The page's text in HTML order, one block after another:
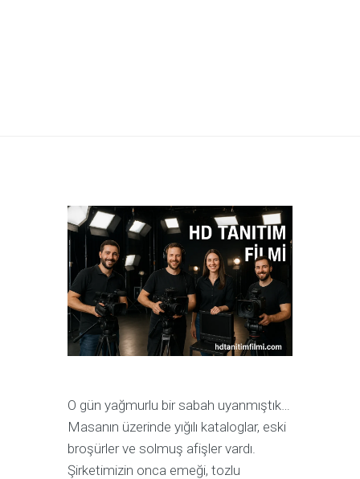
O gün yağmurlu bir sabah uyanmıştık…
Masanın üzerinde yığılı kataloglar, eski
broşürler ve solmuş afişler vardı.
Şirketimizin onca emeği, tozlu